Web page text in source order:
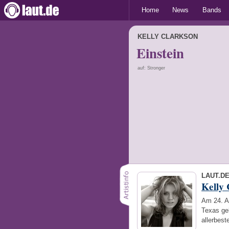
Home News Bands
KELLY CLARKSON
Einstein
auf: Stronger
Kelly
Am 24.
Texas